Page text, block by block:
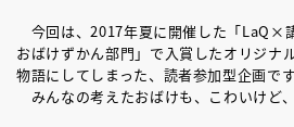
今回は、2017年夏に開催した「
おばけずかん部門」で入賞したオリジナ
物語にしてしまった、読者参加型企画です
みんなの考えたおばけも、こわいけど